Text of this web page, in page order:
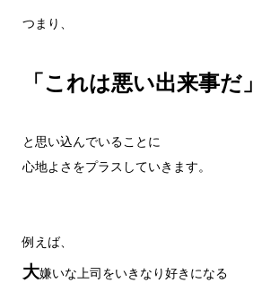
つまり、
「これは悪い出来事だ」
と思い込んでいることに
心地よさをプラスしていきます。
例えば、
大嫌いな上司をいきなり好きになる